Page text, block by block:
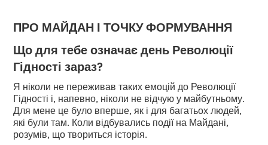
ПРО МАЙДАН І ТОЧКУ ФОРМУВАННЯ
Що для тебе означає день Революції
Гідності зараз?
Я ніколи не переживав таких емоцій до Революції
Гідності і, напевно, ніколи не відчую у майбутньому.
Для мене це було вперше, як і для багатьох людей,
які були там. Коли відбувались події на Майдані,
розумів, що твориться історія.